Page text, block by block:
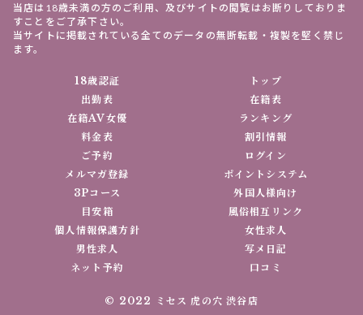
当店は18歳未満の方のご利用、及びサイトの閲覧はお断りしておりま
すことをご了承下さい。
当サイトに掲載されている全てのデータの無断転載・複製を堅く禁じ
ます。
18歳認証
トップ
出勤表
在籍表
在籍AV女優
ランキング
料金表
割引情報
ご予約
ログイン
メルマガ登録
ポイントシステム
3Pコース
外国人様向け
目安箱
風俗相互リンク
個人情報保護方針
女性求人
男性求人
写メ日記
ネット予約
口コミ
© 2022 ミセス 虎の穴 渋谷店